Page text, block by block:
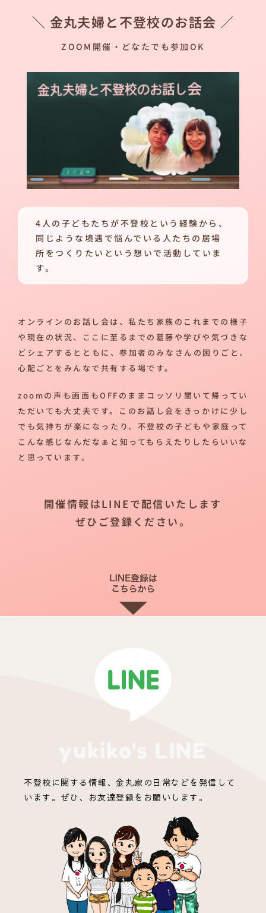
＼ 金丸夫婦と不登校のお話会 ／
ZOOM開催・どなたでも参加OK
4人の子どもたちが不登校という経験から、
同じような境遇で悩んでいる人たちの居場
所をつくりたいという想いで活動していま
す。
オンラインのお話し会は、私たち家族のこれまでの様子
や現在の状況、ここに至るまでの葛藤や学びや気づきな
どシェアするとともに、参加者のみなさんの困りごと、
心配ごとをみんなで共有する場です。
zoomの声も画面もOFFのままコッソリ聞いて帰ってい
ただいても大丈夫です。このお話し会をきっかけに少し
でも気持ちが楽になったり、不登校の子どもや家庭って
こんな感じなんだなぁと知ってもらえたりしたらいいな
と思っています。
開催情報はLINEで配信いたします
ぜひご登録ください。
不登校に関する情報、金丸家の日常などを発信して
います。ぜひ、お友達登録をお願いします。